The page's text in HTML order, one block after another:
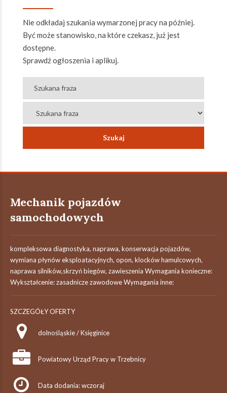
Nie odkładaj szukania wymarzonej pracy na później.
Być może stanowisko, na które czekasz, już jest
dostępne.
Sprawdź ogłoszenia i aplikuj.
Mechanik pojazdów
samochodowych
kompleksowa diagnostyka, naprawa, konserwacja pojazdów,
wymiana płynów eksploatacyjnych, opon, klocków hamulcowych,
naprawa silników,skrzyń biegów, zawieszenia Wymagania konieczne:
Wykształcenie: zasadnicze zawodowe Wymagania inne:
SZCZEGÓŁY OFERTY
dolnośląskie / Księginice
Powiatowy Urząd Pracy w Trzebnicy
Data dodania: wczoraj